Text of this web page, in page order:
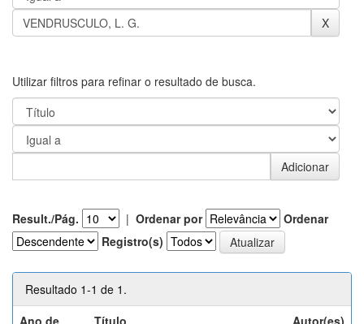
Utilizar filtros para refinar o resultado de busca.
Result./Pág. | Ordenar por
Ordenar
Registro(s)
Resultado 1-1 de 1.
Ano de
Título Autor(es)